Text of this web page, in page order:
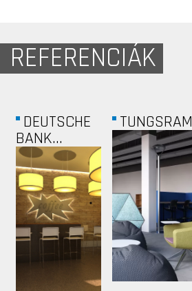
REFERENCIÁK
DEUTSCHE
BANK...
TUNGSRAM